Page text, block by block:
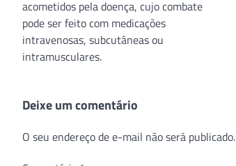
acometidos pela doença, cujo combate
pode ser feito com medicações
intravenosas, subcutâneas ou
intramusculares.
Deixe um comentário
O seu endereço de e-mail não será publicado.